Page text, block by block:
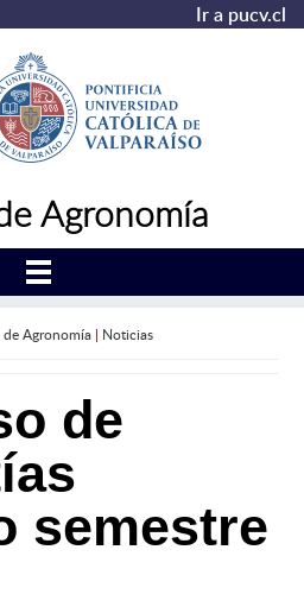
Ir a pucv.cl
Agronomía
de Agronomía| Noticias
de
semestre